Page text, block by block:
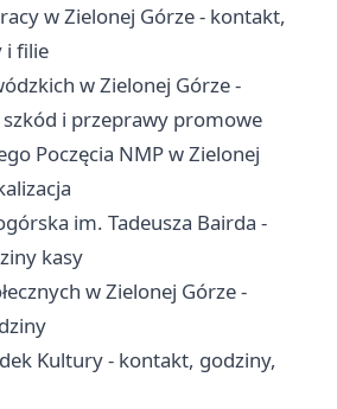
w Zielonej Górze - kontakt,
i filie
w Zielonej Górze -
szkód i przeprawy promowe
Poczęcia NMP w Zielonej
im. Tadeusza Bairda -
kasy
w Zielonej Górze -
Kultury - kontakt, godziny,